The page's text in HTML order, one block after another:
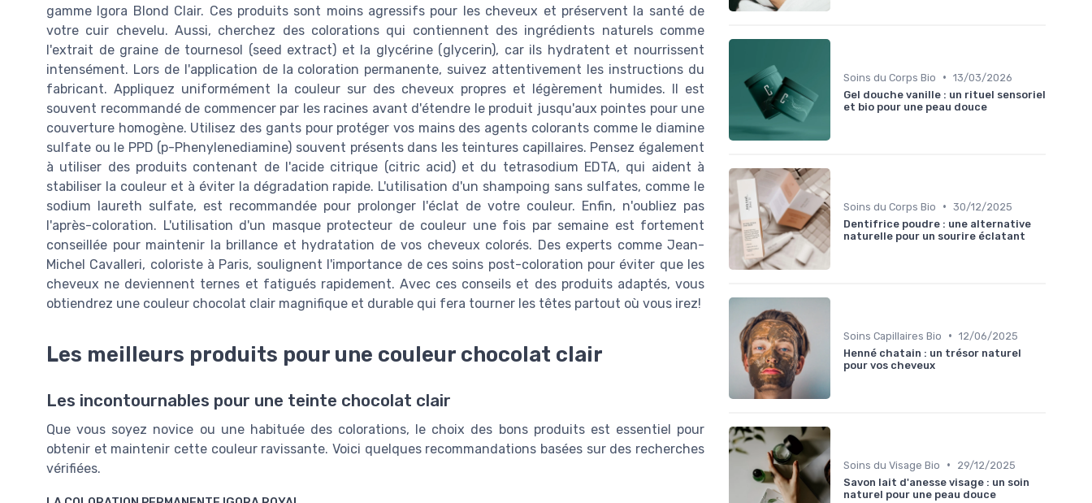
gamme Igora Blond Clair. Ces produits sont moins agressifs pour les cheveux et préservent la santé de
votre cuir chevelu. Aussi, cherchez des colorations qui contiennent des ingrédients naturels comme
l'extrait de graine de tournesol (seed extract) et la glycérine (glycerin), car ils hydratent et nourrissent
intensément. Lors de l'application de la coloration permanente, suivez attentivement les instructions du
fabricant. Appliquez uniformément la couleur sur des cheveux propres et légèrement humides. Il est
souvent recommandé de commencer par les racines avant d'étendre le produit jusqu'aux pointes pour une
couverture homogène. Utilisez des gants pour protéger vos mains des agents colorants comme le diamine
sulfate ou le PPD (p-Phenylenediamine) souvent présents dans les teintures capillaires. Pensez également
à utiliser des produits contenant de l'acide citrique (citric acid) et du tetrasodium EDTA, qui aident à
stabiliser la couleur et à éviter la dégradation rapide. L'utilisation d'un shampoing sans sulfates, comme le
sodium laureth sulfate, est recommandée pour prolonger l'éclat de votre couleur. Enfin, n'oubliez pas
l'après-coloration. L'utilisation d'un masque protecteur de couleur une fois par semaine est fortement
conseillée pour maintenir la brillance et hydratation de vos cheveux colorés. Des experts comme Jean-
Michel Cavalleri, coloriste à Paris, soulignent l'importance de ces soins post-coloration pour éviter que les
cheveux ne deviennent ternes et fatigués rapidement. Avec ces conseils et des produits adaptés, vous
obtiendrez une couleur chocolat clair magnifique et durable qui fera tourner les têtes partout où vous irez!
Les meilleurs produits pour une couleur chocolat clair
Les incontournables pour une teinte chocolat clair
Que vous soyez novice ou une habituée des colorations, le choix des bons produits est essentiel pour
obtenir et maintenir cette couleur ravissante. Voici quelques recommandations basées sur des recherches
vérifiées.
Soins du Corps Bio • 13/03/2026
Gel douche vanille : un rituel sensoriel
et bio pour une peau douce
Soins du Corps Bio • 30/12/2025
Dentifrice poudre : une alternative
naturelle pour un sourire éclatant
Soins Capillaires Bio • 12/06/2025
Henné chatain : un trésor naturel
pour vos cheveux
Soins du Visage Bio •
29/12/2025
Savon lait d'anesse visage : un soin
naturel pour une peau douce